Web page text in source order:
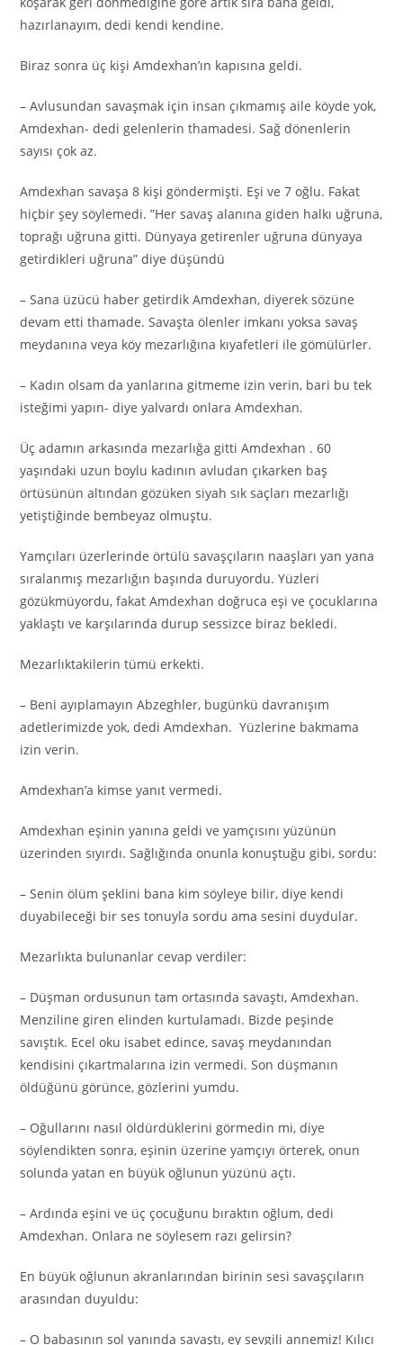
hazırlanayım, dedi kendi kendine.
Biraz sonra üç kişi Amdexhan’ın kapısına geldi.
– Avlusundan savaşmak için insan çıkmamış aile köyde yok,
Amdexhan- dedi gelenlerin thamadesi. Sağ dönenlerin
sayısı çok az.
Amdexhan savaşa 8 kişi göndermişti. Eşi ve 7 oğlu. Fakat
hiçbir şey söylemedi. ”Her savaş alanına giden halkı uğruna,
toprağı uğruna gitti. Dünyaya getirenler uğruna dünyaya
getirdikleri uğruna” diye düşündü
– Sana üzücü haber getirdik Amdexhan, diyerek sözüne
devam etti thamade. Savaşta ölenler imkanı yoksa savaş
meydanına veya köy mezarlığına kıyafetleri ile gömülürler.
– Kadın olsam da yanlarına gitmeme izin verin, bari bu tek
isteğimi yapın- diye yalvardı onlara Amdexhan.
Üç adamın arkasında mezarlığa gitti Amdexhan . 60
yaşındaki uzun boylu kadının avludan çıkarken baş
örtüsünün altından gözüken siyah sık saçları mezarlığı
yetiştiğinde bembeyaz olmuştu.
Yamçıları üzerlerinde örtülü savaşçıların naaşları yan yana
sıralanmış mezarlığın başında duruyordu. Yüzleri
gözükmüyordu, fakat Amdexhan doğruca eşi ve çocuklarına
yaklaştı ve karşılarında durup sessizce biraz bekledi.
Mezarlıktakilerin tümü erkekti.
– Beni ayıplamayın Abzeghler, bugünkü davranışım
adetlerimizde yok, dedi Amdexhan. Yüzlerine bakmama
izin verin.
Amdexhan’a kimse yanıt vermedi.
Amdexhan eşinin yanına geldi ve yamçısını yüzünün
üzerinden sıyırdı. Sağlığında onunla konuştuğu gibi, sordu:
– Senin ölüm şeklini bana kim söyleye bilir, diye kendi
duyabileceği bir ses tonuyla sordu ama sesini duydular.
Mezarlıkta bulunanlar cevap verdiler:
– Düşman ordusunun tam ortasında savaştı, Amdexhan.
Menziline giren elinden kurtulamadı. Bizde peşinde
savıştık. Ecel oku isabet edince, savaş meydanından
kendisini çıkartmalarına izin vermedi. Son düşmanın
öldüğünü görünce, gözlerini yumdu.
– Oğullarını nasıl öldürdüklerini görmedin mi, diye
söylendikten sonra, eşinin üzerine yamçıyı örterek, onun
solunda yatan en büyük oğlunun yüzünü açtı.
– Ardında eşini ve üç çocuğunu bıraktın oğlum, dedi
Amdexhan. Onlara ne söylesem razı gelirsin?
En büyük oğlunun akranlarından birinin sesi savaşçıların
arasından duyuldu:
– O babasının sol yanında savaştı, ey sevgili annemiz! Kılıcı